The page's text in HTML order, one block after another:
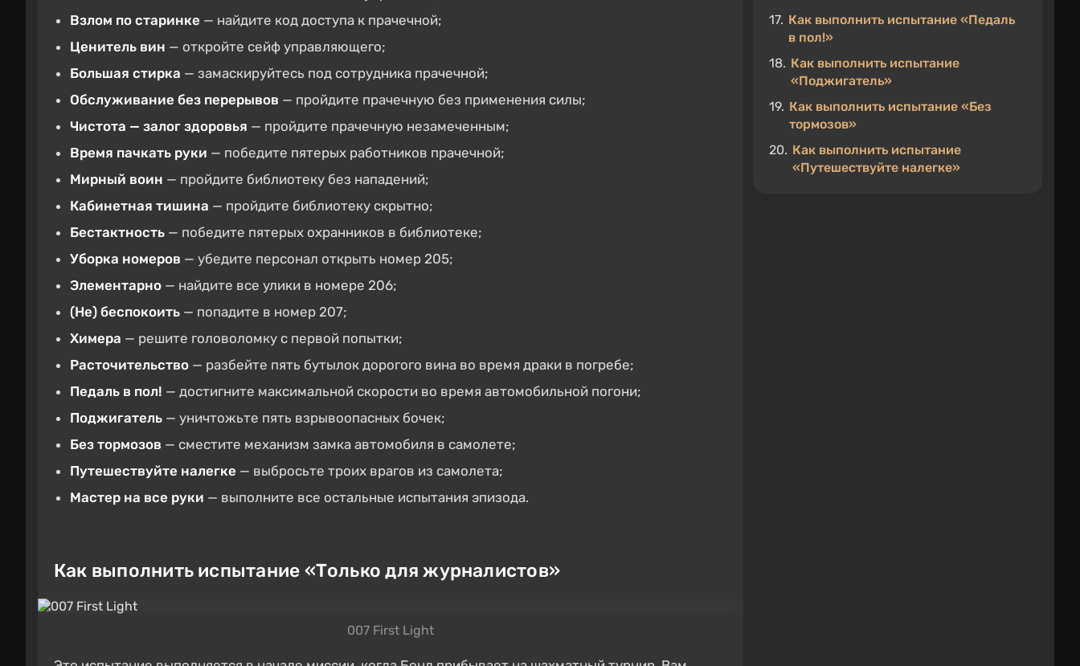
17. Как выполнить испытание «Педаль
в пол!»
18. Как выполнить испытание
«Поджигатель»
19. Как выполнить испытание «Без
тормозов»
20. Как выполнить испытание
«Путешествуйте налегке»
Взлом по старинке — найдите код доступа к прачечной;
Ценитель вин — откройте сейф управляющего;
Большая стирка — замаскируйтесь под сотрудника прачечной;
Обслуживание без перерывов — пройдите прачечную без применения силы;
Чистота — залог здоровья — пройдите прачечную незамеченным;
Время пачкать руки — победите пятерых работников прачечной;
Мирный воин — пройдите библиотеку без нападений;
Кабинетная тишина — пройдите библиотеку скрытно;
Бестактность — победите пятерых охранников в библиотеке;
Уборка номеров — убедите персонал открыть номер 205;
Элементарно — найдите все улики в номере 206;
(Не) беспокоить — попадите в номер 207;
Химера — решите головоломку с первой попытки;
Расточительство — разбейте пять бутылок дорогого вина во время драки в погребе;
Педаль в пол! — достигните максимальной скорости во время автомобильной погони;
Поджигатель — уничтожьте пять взрывоопасных бочек;
Без тормозов — сместите механизм замка автомобиля в самолете;
Путешествуйте налегке — выбросьте троих врагов из самолета;
Мастер на все руки — выполните все остальные испытания эпизода.
Как выполнить испытание «Только для журналистов»
007 First Light